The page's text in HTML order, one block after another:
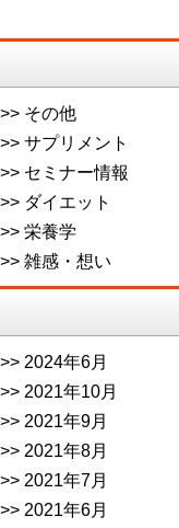
ゲ
ー
シ
ョ
ン
その他
サプリメント
セミナー情報
ダイエット
栄養学
雑感・想い
2024年6月
2021年10月
2021年9月
2021年8月
2021年7月
2021年6月